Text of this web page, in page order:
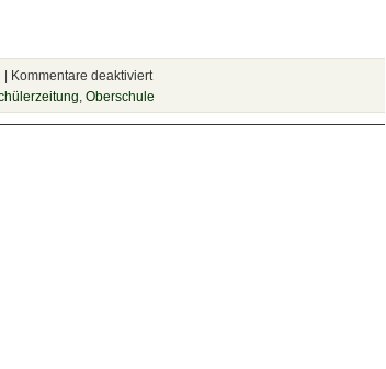
| Kommentare deaktiviert
Oberschule